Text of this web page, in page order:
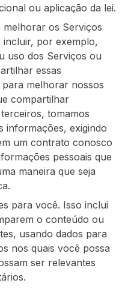
ou aplicação da lei.
os Serviços
incluir, por exemplo,
uso dos Serviços ou
essas
melhorar nossos
compartilhar
tomamos
informações, exigindo
um contrato conosco
pessoais que
maneira que seja
para você. Isso inclui
o conteúdo ou
usando dados para
nos quais você possa
ser relevantes